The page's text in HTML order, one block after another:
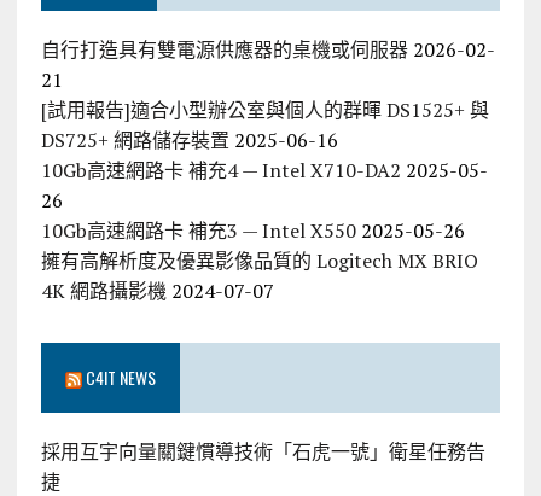
自行打造具有雙電源供應器的桌機或伺服器 2026-02-
21
[試用報告]適合小型辦公室與個人的群暉 DS1525+ 與
DS725+ 網路儲存裝置 2025-06-16
10Gb高速網路卡 補充4 — Intel X710-DA2 2025-05-
26
10Gb高速網路卡 補充3 — Intel X550 2025-05-26
擁有高解析度及優異影像品質的 Logitech MX BRIO
4K 網路攝影機 2024-07-07
C4IT NEWS
採用互宇向量關鍵慣導技術「石虎一號」衛星任務告
捷